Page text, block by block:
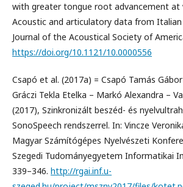
with greater tongue root advancement at
Acoustic and articulatory data from Italian
Journal of the Acoustical Society of
https://doi.org/10.1121/10.0000556
Csapó et al. (2017a) = Csapó Tamás
Gráczi Tekla Etelka – Markó Alexandra –
(2017), Szinkronizált beszéd- és
SonoSpeech rendszerrel. In: Vincze
Magyar Számítógépes Nyelvészeti
Szegedi Tudományegyetem Informatikai
339–346. http://rgai.inf.u-